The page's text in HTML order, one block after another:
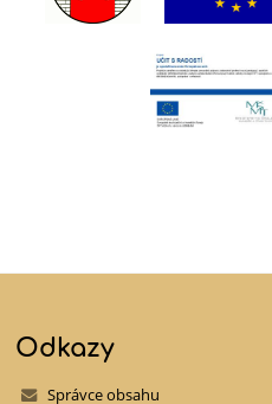
Odkazy
Správce obsahu